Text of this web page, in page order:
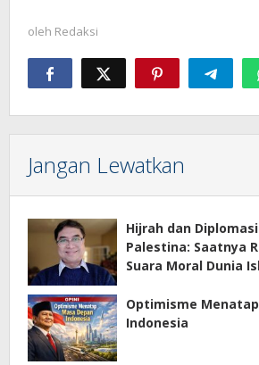
oleh Redaksi
Jangan Lewatkan
Hijrah dan
Palestina: Saatnya
Suara Moral Dunia
Optimisme
Indonesia